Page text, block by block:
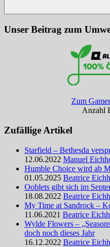
Suchen
Unser Beitrag zum
Zum
Anzahl
Zufällige Artikel
Starfield – Bethesda
12.06.2022 Manuel
Humble Choice wird ab
01.05.2025 Beatrice
Ooblets gibt sich im
18.08.2022 Beatrice
My Time at Sandrock –
11.06.2021 Beatrice
Wylde Flowers –
doch noch dieses Jahr
16.12.2022 Beatrice